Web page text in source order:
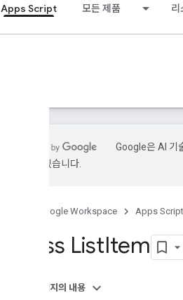
Apps Script 모든 제품 리
Google은 AI 기
있을 수 있습니다.
Google Workspace Apps Script
Class ListItem
이 페이지의 내용